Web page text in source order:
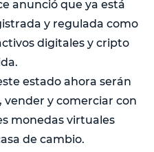
anunció que ya está
y regulada como
digitales y cripto
estado ahora serán
vender y comerciar con
monedas virtuales
de cambio.